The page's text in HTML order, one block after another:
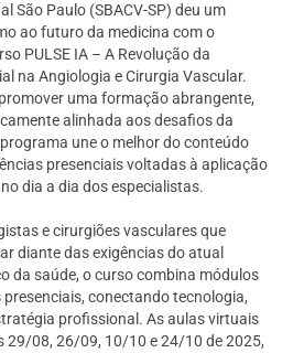
São Paulo (SBACV-SP) deu um
ao futuro da medicina com o
PULSE IA – A Revolução da
na Angiologia e Cirurgia Vascular.
uma formação abrangente,
alinhada aos desafios da
une o melhor do conteúdo
presenciais voltadas à aplicação
dia a dia dos especialistas.
e cirurgiões vasculares que
diante das exigências do atual
da saúde, o curso combina módulos
conectando tecnologia,
profissional. As aulas virtuais
29/08, 26/09, 10/10 e 24/10 de 2025,